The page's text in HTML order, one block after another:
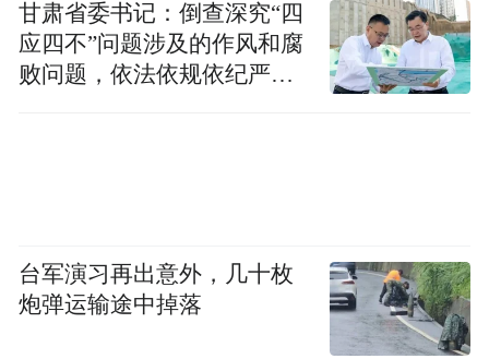
甘肃省委书记：倒查深究“四
应四不”问题涉及的作风和腐
败问题，依法依规依纪严肃
台军演习再出意外，几十枚
炮弹运输途中掉落